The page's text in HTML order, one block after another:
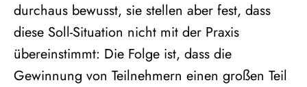
durchaus bewusst, sie stellen aber fest, dass
diese Soll-Situation nicht mit der Praxis
übereinstimmt: Die Folge ist, dass die
Gewinnung von Teilnehmern einen großen Teil